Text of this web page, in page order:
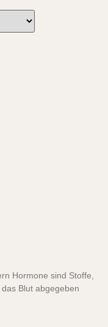
Hormone sind Stoffe,
Blut abgegeben